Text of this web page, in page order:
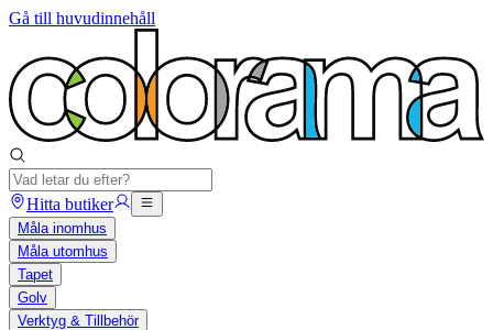
Gå till huvudinnehåll
Hitta butiker
Måla inomhus
Måla utomhus
Tapet
Golv
Verktyg & Tillbehör